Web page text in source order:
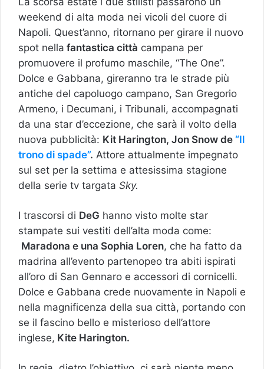
weekend di alta moda nei vicoli del cuore di
Napoli. Quest’anno, ritornano per girare il nuovo
spot nella fantastica città campana per
promuovere il profumo maschile, “The One”.
Dolce e Gabbana, gireranno tra le strade più
antiche del capoluogo campano, San Gregorio
Armeno, i Decumani, i Tribunali, accompagnati
da una star d’eccezione, che sarà il volto della
nuova pubblicità: Kit Harington, Jon Snow de “Il
trono di spade”. Attore attualmente impegnato
sul set per la settima e attesissima stagione
della serie tv targata Sky.
I trascorsi di DeG hanno visto molte star
stampate sui vestiti dell’alta moda come:
Maradona e una Sophia Loren, che ha fatto da
madrina all’evento partenopeo tra abiti ispirati
all’oro di San Gennaro e accessori di cornicelli.
Dolce e Gabbana crede nuovamente in Napoli e
nella magnificenza della sua città, portando con
se il fascino bello e misterioso dell’attore
inglese, Kite Harington.